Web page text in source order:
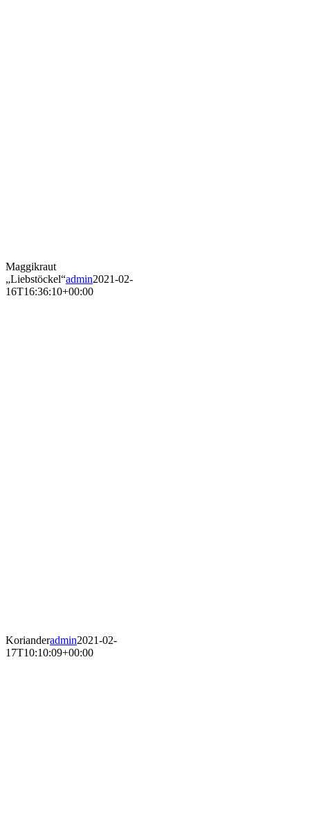
Maggikraut
„Liebstöckel“admin2021-02-
16T16:36:10+00:00
Korianderadmin2021-02-
17T10:10:09+00:00